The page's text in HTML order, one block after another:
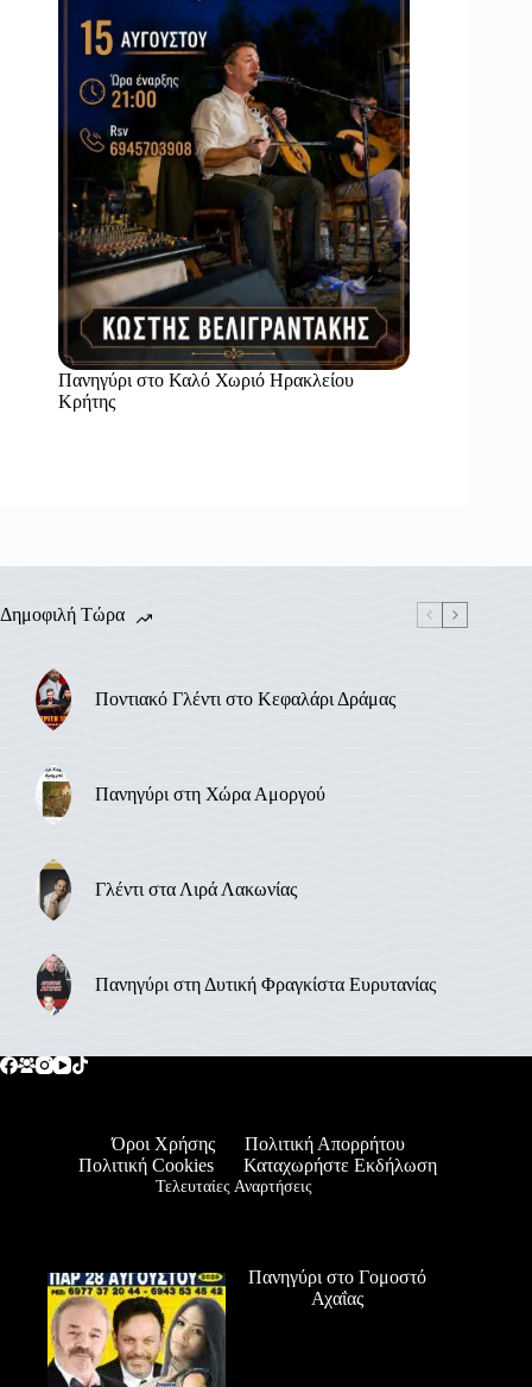
Πανηγύρι στο Καλό Χωριό Ηρακλείου
Κρήτης
Δημοφιλή Τώρα
Ποντιακό Γλέντι στο Κεφαλάρι Δράμας
Πανηγύρι στη Χώρα Αμοργού
Γλέντι στα Λιρά Λακωνίας
Πανηγύρι στη Δυτική Φραγκίστα Ευρυτανίας
Όροι Χρήσης
Πολιτική Απορρήτου
Πολιτική Cookies
Καταχωρήστε Εκδήλωση
Τελευταίες Αναρτήσεις
Πανηγύρι στο Γομοστό
Αχαΐας